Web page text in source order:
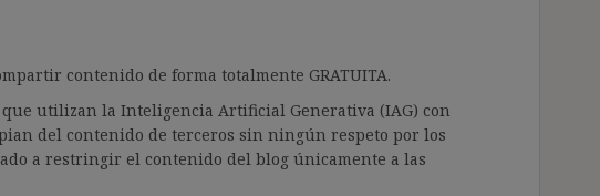
contenido de forma totalmente GRATUITA.
utilizan la Inteligencia Artificial Generativa (IAG) con
del contenido de terceros sin ningún respeto por los
a restringir el contenido del blog únicamente a las